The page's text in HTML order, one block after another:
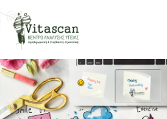
Μεταπηδήστε
στο
περιεχόμενο